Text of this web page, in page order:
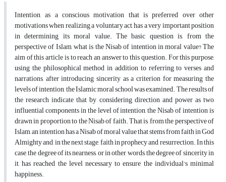
Intention, as a conscious motivation that is preferred over other
motivations when realizing a voluntary act, has a very important position
in determining its moral value. The basic question is, from the
perspective of Islam, what is the Nisab of intention in moral value? The
aim of this article is to reach an answer to this question. For this purpose,
using the philosophical method in addition to referring to verses and
narrations, after introducing sincerity as a criterion for measuring the
levels of intention, the Islamic moral school was examined. The results of
the research indicate that by considering direction and power as two
influential components in the level of intention, the Nisab of intention is
drawn in proportion to the Nisab of faith. That is, from the perspective of
Islam, an intention has a Nisab of moral value that stems from faith in God
Almighty and, in the next stage, faith in prophecy and resurrection. In this
case, the degree of its nearness, or in other words, the degree of sincerity in
it, has reached the level necessary to ensure the individual's minimal
happiness.